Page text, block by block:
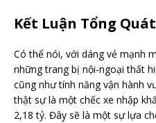
Kết Luận Tổng Quát
Có thể nói, với dáng vẻ mạnh
những trang bị nội-ngoại thất
cũng như tính năng vận hành
thật sự là một chếc xe nhập
2,18 tỷ. Đây sẽ là một sự lựa